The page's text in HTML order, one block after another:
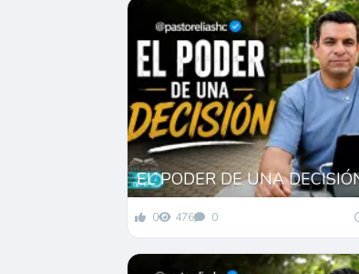
EL PODER DE UNA
0 476 0